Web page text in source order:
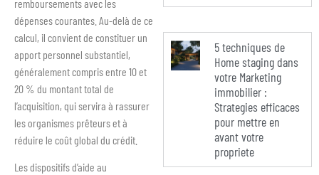
remboursements avec les
dépenses courantes. Au-delà de ce
calcul, il convient de constituer un
apport personnel substantiel,
généralement compris entre 10 et
20 % du montant total de
l’acquisition, qui servira à rassurer
les organismes prêteurs et à
réduire le coût global du crédit.
Les dispositifs d’aide au
5 techniques de
Home staging dans
votre Marketing
immobilier :
Strategies efficaces
pour mettre en
avant votre
propriete